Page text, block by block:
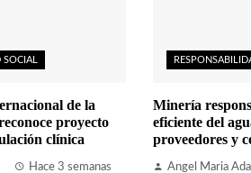
de la
proyecto
clínica
Hace 3 semanas
Minería
eficiente del
proveedores y
Angel Maria